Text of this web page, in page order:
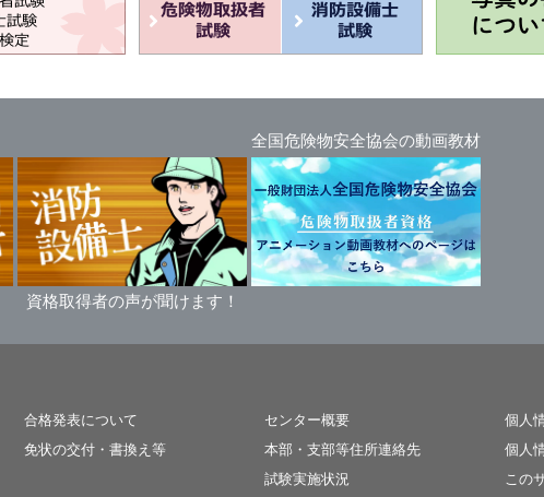
資格取得者の声が聞けます！
全国危険物安全協会の動画教材
合格発表について
免状の交付・書換え等
センター概要
本部・支部等住所連絡先
試験実施状況
個人
個人
この